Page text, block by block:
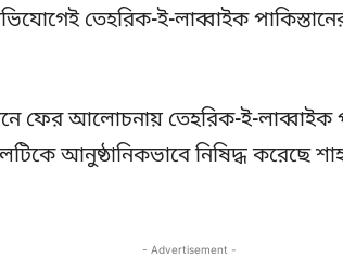
তেহরিক-ই-লাব্বাইক
ফের আলোচনায় তেহরিক-ই-লাব্বাইক
আনুষ্ঠানিকভাবে নিষিদ্ধ করেছে
- Advertisement -